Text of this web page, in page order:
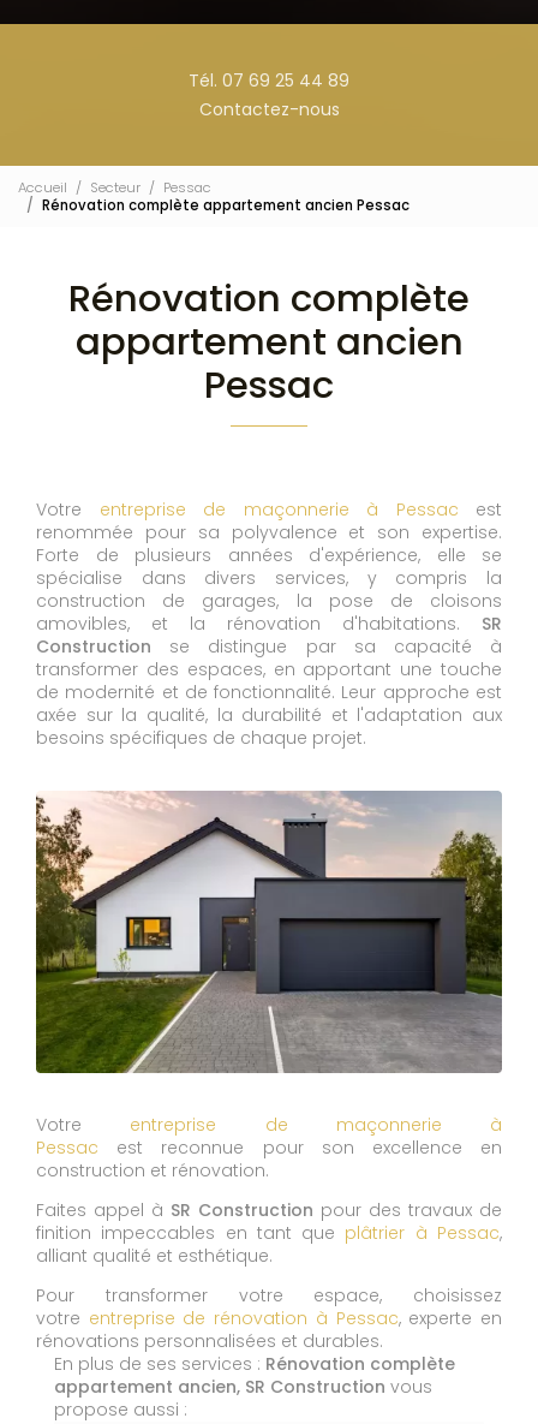
Tél. 07 69 25 44 89
Contactez-nous
Accueil Secteur
Pessac
Rénovation complète appartement ancien Pessac
Rénovation complète
appartement ancien
Pessac
Votre entreprise de maçonnerie à Pessac est
renommée pour sa polyvalence et son expertise.
Forte de plusieurs années d'expérience, elle se
spécialise dans divers services, y compris la
construction de garages, la pose de cloisons
amovibles, et la rénovation d'habitations. SR
Construction se distingue par sa capacité à
transformer des espaces, en apportant une touche
de modernité et de fonctionnalité. Leur approche est
axée sur la qualité, la durabilité et l'adaptation aux
besoins spécifiques de chaque projet.
Votre entreprise de maçonnerie à
Pessac est reconnue pour son excellence en
construction et rénovation.
Faites appel à SR Construction pour des travaux de
finition impeccables en tant que plâtrier à Pessac,
alliant qualité et esthétique.
Pour transformer votre espace, choisissez
votre entreprise de rénovation à Pessac, experte en
rénovations personnalisées et durables.
En plus de ses services : Rénovation complète
appartement ancien, SR Construction vous
propose aussi :